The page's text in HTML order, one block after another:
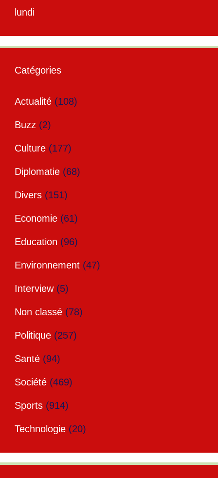
lundi
Catégories
Actualité (108)
Buzz (2)
Culture (177)
Diplomatie (68)
Divers (151)
Economie (61)
Education (96)
Environnement (47)
Interview(5)
Non classé (78)
Politique (257)
Santé (94)
Société (469)
Sports (914)
Technologie (20)